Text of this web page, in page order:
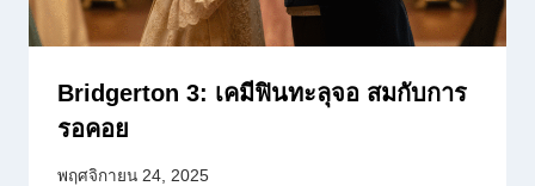
Bridgerton 3: เคมีฟินทะลุจอ สมกับการ
รอคอย
พฤศจิกายน 24, 2025